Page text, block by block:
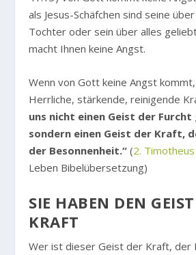
als Jesus-Schäfchen sind seine
Tochter oder sein über alles
macht Ihnen keine Angst.
Wenn von Gott keine Angst
Herrliche, stärkende, reinigende
uns nicht einen Geist der Furcht
sondern einen Geist der Kraft,
der Besonnenheit.“ (2.
Leben Bibelübersetzung)
SIE HABEN DEN
KRAFT
Wer ist dieser Geist der Kraft, der